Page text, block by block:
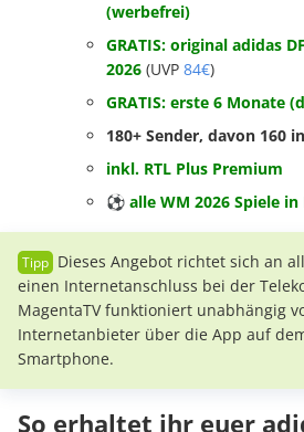
(werbefrei)
GRATIS: original adidas
2026 (UVP 84€)
GRATIS: erste 6 Monate
180+ Sender, davon 160
inkl. RTL Plus Premium
⚽ alle WM 2026 Spiele in
Dieses Angebot richtet sich an
einen Internetanschluss bei der
MagentaTV funktioniert unabhängig
Internetanbieter über die App auf
Smartphone.
So erhaltet ihr euer